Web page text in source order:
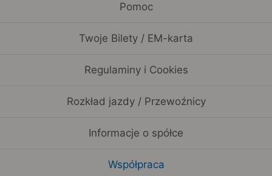
Pomoc
Twoje Bilety / EM-karta
Regulaminy i Cookies
Rozkład jazdy / Przewoźnicy
Informacje o spółce
Współpraca